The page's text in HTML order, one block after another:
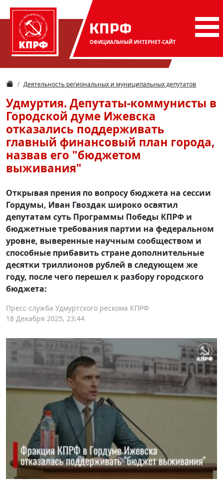
КПРФ
ОФИЦИАЛЬНЫЙ ИНТЕРНЕТ-САЙТ
Деятельность региональных и муниципальных депутатов
Удмуртия. Депутаты-коммунисты в
Городской думе Ижевска
отказались поддерживать
главный финансовый план города,
назвав его "бюджетом
выживания"
Открывая прения по вопросу бюджета на сессии
Гордумы, Иван Гвоздак широко освятил
депутатам суть Программы Победы КПРФ и
бюджетные требования партии на федеральном
уровне, выверенные научным сообществом и
способные прибавить стране дополнительные
десятки триллионов рублей в следующем же
году, после чего перешел к разбору городского
бюджета:
Пресс-служба Удмуртского рескома КПРФ
18 Декабря 2025, 23:44